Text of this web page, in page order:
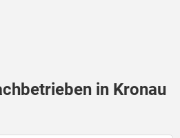
in Kronau